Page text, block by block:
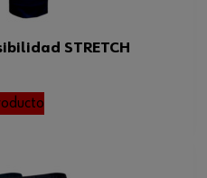
STRETCH